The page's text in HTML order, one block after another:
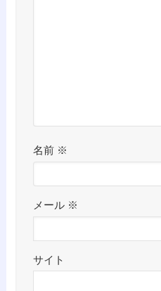
名前 ※
メール ※
サイト